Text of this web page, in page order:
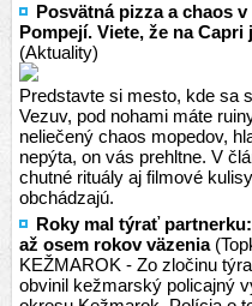
Posvätná pizza a chaos
Pompejí. Viete, že na
(Aktuality)
Predstavte si mesto, kde sa
Vezuv, pod nohami máte
neliečený chaos mopedov,
nepýta, on vás prehltne. V
chutné rituály aj filmové
obchádzajú.
Roky mal týrať
až osem rokov väzenia
KEŽMAROK - Zo zločinu
obvinil kežmarský policajný